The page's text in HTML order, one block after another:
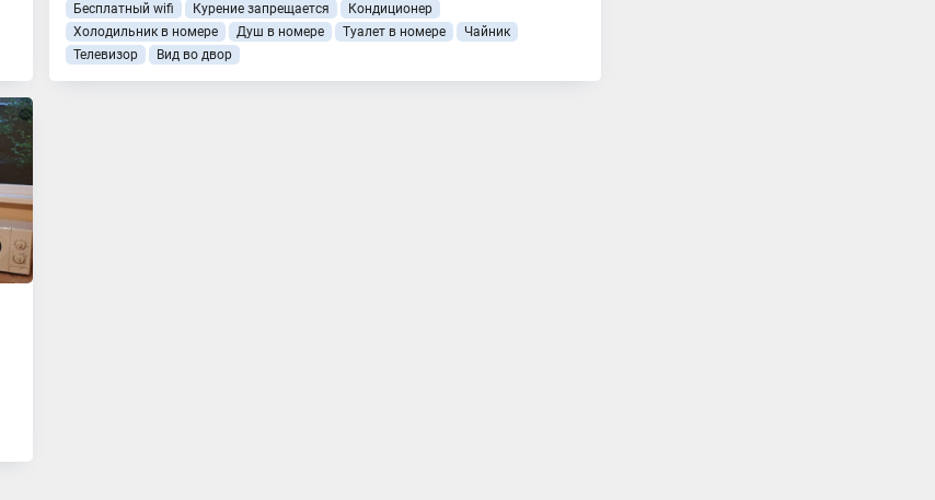
Бесплатный wifi Курение запрещается
Кондиционер
Холодильник в номере
Душ в номере Туалет в номере
Чайник
Телевизор
Вид во двор